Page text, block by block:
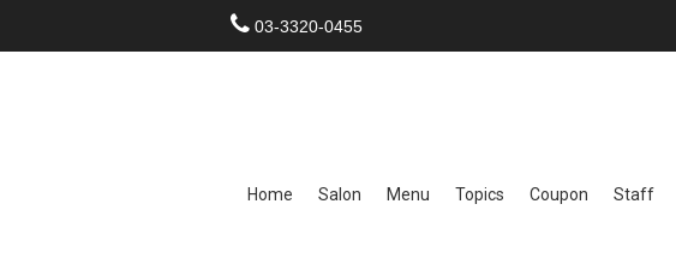
03-3320-0455
Home Salon Menu Topics Coupon Staff